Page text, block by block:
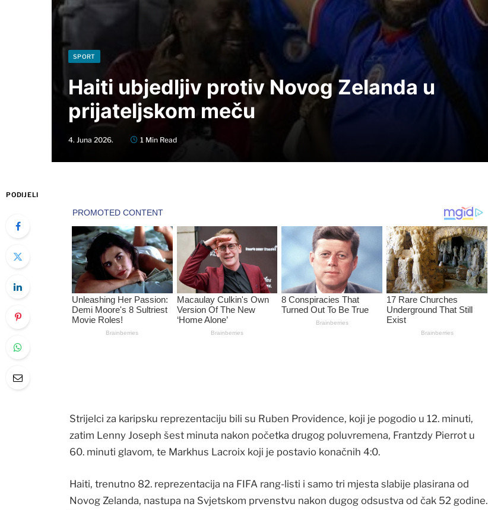
SPORT
Haiti ubjedljiv protiv Novog Zelanda u
prijateljskom meču
4. Juna 2026. 1 Min Read
PODIJELI
Strijelci za karipsku reprezentaciju bili su Ruben Providence, koji je pogodio u 12. minuti,
zatim Lenny Joseph šest minuta nakon početka drugog poluvremena, Frantzdy Pierrot u
60. minuti glavom, te Markhus Lacroix koji je postavio konačnih 4:0.
Haiti, trenutno 82. reprezentacija na FIFA rang-listi i samo tri mjesta slabije plasirana od
Novog Zelanda, nastupa na Svjetskom prvenstvu nakon dugog odsustva od čak 52 godine.